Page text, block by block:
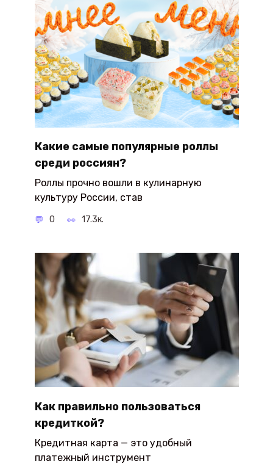
Какие самые популярные роллы
среди россиян?
Роллы прочно вошли в кулинарную
культуру России, став
0 17.3к.
Как правильно пользоваться
кредиткой?
Кредитная карта — это удобный
платежный инструмент